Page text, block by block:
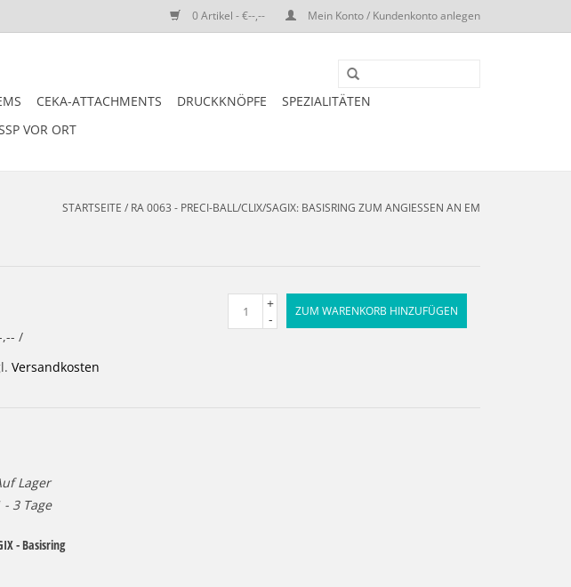
0 Artikel - €--,-- Mein Konto / Kundenkonto anlegen
CEKA-ATTACHMENTS DRUCKKNÖPFE
SPEZIALITÄTEN
VOR ORT
STARTSEITE / RA 0063 - PRECI-BALL/CLIX/SAGIX: BASISRING ZUM ANGIESSEN AN EM
/
Versandkosten
+
-
ZUM WARENKORB HINZUFÜGEN
Lager
- 3 Tage
- Basisring